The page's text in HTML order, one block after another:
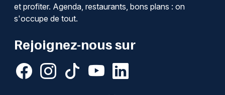
et profiter. Agenda, restaurants, bons plans : on
s'occupe de tout.
Rejoignez-nous sur